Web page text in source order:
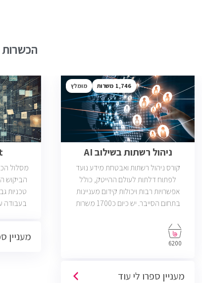
הכשרות
1,746 מומלץ
ניהול רשתות בשילוב AI
קורס ניהול רשתות ואבטחת מידע נועד
לפתוח דלתות לעולם ההייטק, כולל
אפשרויות רבות ויכולות קידום מעניינות
בתחום הסייבר. יש כיום כ1700 משרות
בניהול רשתות והסמכת CCNA.
6200
מעניין ספרו לי עוד
מסלול
הביקוש
טכניות
בעבודה
פתוחות
מעניין